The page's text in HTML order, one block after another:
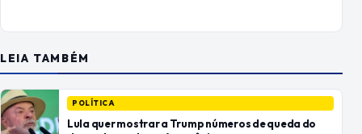
LEIA TAMBÉM
POLÍTICA
Lula quer mostrar a Trump números de queda do